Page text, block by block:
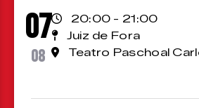
07
08
20:00 - 21:00
Juiz de Fora
Teatro Paschoal